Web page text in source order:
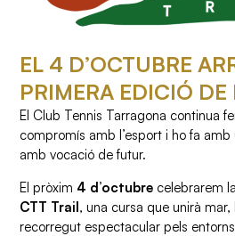
EL 4 D’OCTUBRE
PRIMERA EDICIÓ
El Club Tennis Tarragona continua
compromís amb l’esport i ho fa
amb vocació de futur.
El pròxim 4 d’octubre celebrarem la
CTT Trail, una cursa que unirà
recorregut espectacular pels